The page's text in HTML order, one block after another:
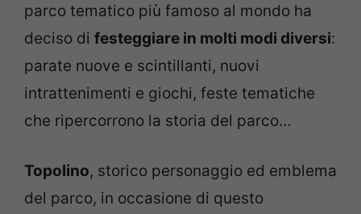
parco tematico più famoso al mondo ha
deciso di festeggiare in molti modi diversi:
parate nuove e scintillanti, nuovi
intrattenimenti e giochi, feste tematiche
che ripercorrono la storia del parco…
Topolino, storico personaggio ed emblema
del parco, in occasione di questo